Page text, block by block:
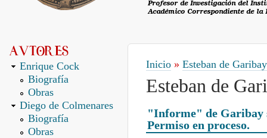
Enrique Cock
Biografía
Obras
Diego de Colmenares
Biografía
Obras
Inicio »Esteban de Garibay
Esteban de
"Informe" de Garibay
Permiso en proceso.